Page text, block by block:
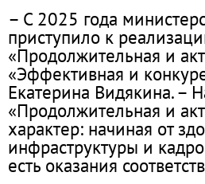
– С 2025 года
приступило к
«Продолжительная и
«Эффективная и
Екатерина Видякина. –
«Продолжительная и
характер: начиная от
инфраструктуры и
есть оказания